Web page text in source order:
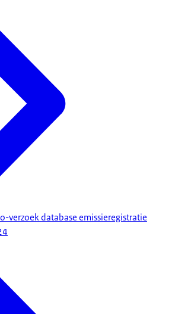
verzoek database emissieregistratie